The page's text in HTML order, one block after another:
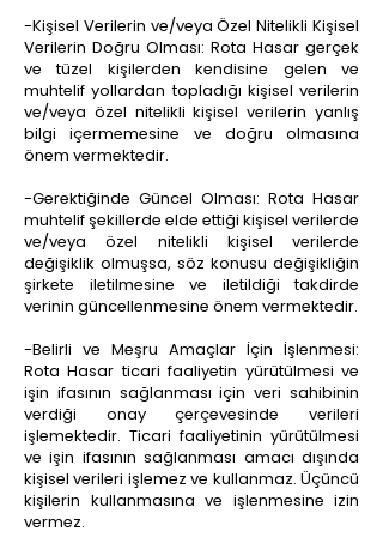
-Kişisel Verilerin ve/veya Özel Nitelikli Kişisel
Verilerin Doğru Olması: Rota Hasar gerçek
ve tüzel kişilerden kendisine gelen ve
muhtelif yollardan topladığı kişisel verilerin
ve/veya özel nitelikli kişisel verilerin yanlış
bilgi içermemesine ve doğru olmasına
önem vermektedir.
-Gerektiğinde Güncel Olması: Rota Hasar
muhtelif şekillerde elde ettiği kişisel verilerde
ve/veya özel nitelikli kişisel verilerde
değişiklik olmuşsa, söz konusu değişikliğin
şirkete iletilmesine ve iletildiği takdirde
verinin güncellenmesine önem vermektedir.
-Belirli ve Meşru Amaçlar İçin İşlenmesi:
Rota Hasar ticari faaliyetin yürütülmesi ve
işin ifasının sağlanması için veri sahibinin
verdiği onay çerçevesinde verileri
işlemektedir. Ticari faaliyetinin yürütülmesi
ve işin ifasının sağlanması amacı dışında
kişisel verileri işlemez ve kullanmaz. Üçüncü
kişilerin kullanmasına ve işlenmesine izin
vermez.